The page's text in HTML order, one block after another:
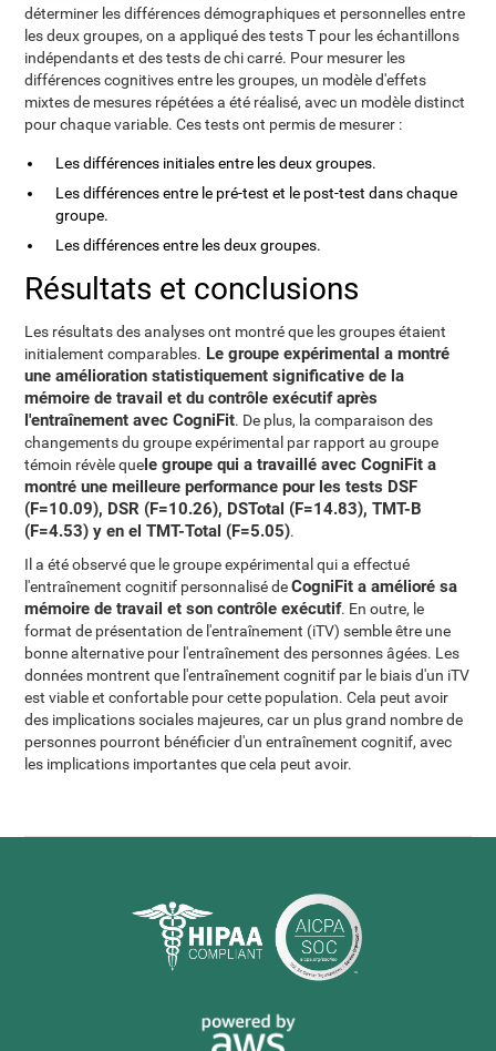
déterminer les différences démographiques et personnelles entre
les deux groupes, on a appliqué des tests T pour les échantillons
indépendants et des tests de chi carré. Pour mesurer les
différences cognitives entre les groupes, un modèle d'effets
mixtes de mesures répétées a été réalisé, avec un modèle distinct
pour chaque variable. Ces tests ont permis de mesurer :
Les différences initiales entre les deux groupes.
Les différences entre le pré-test et le post-test dans chaque
groupe.
Les différences entre les deux groupes.
Résultats et conclusions
Les résultats des analyses ont montré que les groupes étaient
initialement comparables. Le groupe expérimental a montré
une amélioration statistiquement significative de la
mémoire de travail et du contrôle exécutif après
l'entraînement avec CogniFit. De plus, la comparaison des
changements du groupe expérimental par rapport au groupe
témoin révèle quele groupe qui a travaillé avec CogniFit a
montré une meilleure performance pour les tests DSF
(F=10.09), DSR (F=10.26), DSTotal (F=14.83), TMT-B
(F=4.53) y en el TMT-Total (F=5.05).
Il a été observé que le groupe expérimental qui a effectué
l'entraînement cognitif personnalisé deCogniFit a amélioré sa
mémoire de travail et son contrôle exécutif. En outre, le
format de présentation de l'entraînement (iTV) semble être une
bonne alternative pour l'entraînement des personnes âgées. Les
données montrent que l'entraînement cognitif par le biais d'un iTV
est viable et confortable pour cette population. Cela peut avoir
des implications sociales majeures, car un plus grand nombre de
personnes pourront bénéficier d'un entraînement cognitif, avec
les implications importantes que cela peut avoir.